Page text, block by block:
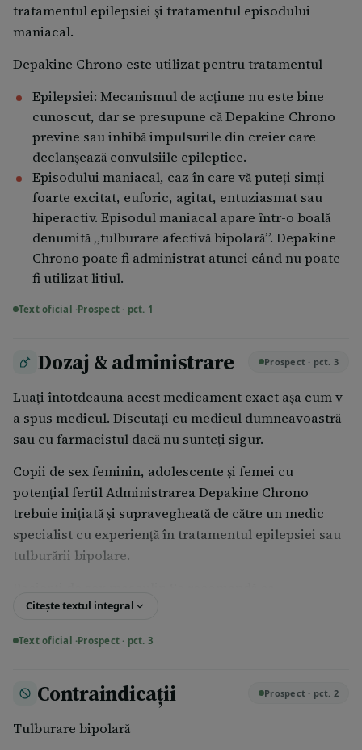
tratamentul epilepsiei şi tratamentul episodului
maniacal.
Depakine Chrono este utilizat pentru tratamentul
Epilepsiei: Mecanismul de acţiune nu este bine
cunoscut, dar se presupune că Depakine Chrono
previne sau inhibă impulsurile din creier care
declanşează convulsiile epileptice.
Episodului maniacal, caz în care vă puteţi simţi
foarte excitat, euforic, agitat, entuziasmat sau
hiperactiv. Episodul maniacal apare într-o boală
denumită „tulburare afectivă bipolară”. Depakine
Chrono poate fi administrat atunci când nu poate
fi utilizat litiul.
Text oficial ·Prospect · pct. 1
Dozaj & administrare Prospect · pct. 3
Luaţi întotdeauna acest medicament exact aşa cum v-
a spus medicul. Discutaţi cu medicul dumneavoastră
sau cu farmacistul dacă nu sunteţi sigur.
Copii de sex feminin, adolescente și femei cu
potenţial fertil Administrarea Depakine Chrono
trebuie inițiată şi supravegheată de către un medic
specialist cu experiență în tratamentul epilepsiei sau
tulburării bipolare.
administrarea Depakine să fie inițiată și
experiență în tratamentul epilepsiei sau al tulburării
pentru pacienții de sex masculin.
Asiguraţi-vă că efectuaţi vizitele medicale regulate,
Citește textul integral
Text oficial ·Prospect · pct. 3
Contraindicații Prospect · pct. 2
Tulburare bipolară